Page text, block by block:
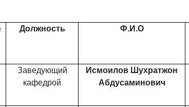
Должность Ф.И.О
Заведующий
кафедрой
Исмоилов Шухратжон
Абдусаминович